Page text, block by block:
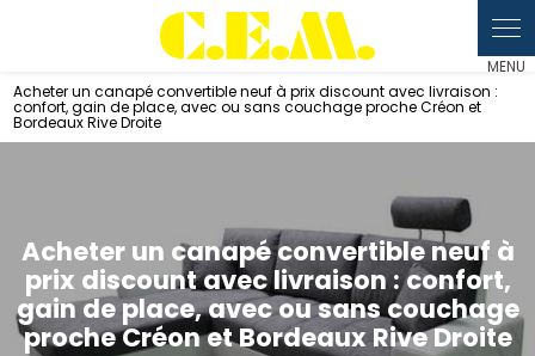
Acheter un canapé convertible neuf à prix discount avec livraison :
confort, gain de place, avec ou sans couchage proche Créon et
Bordeaux Rive Droite
Acheter un canapé convertible neuf à
prix discount avec livraison : confort,
gain de place, avec ou sans couchage
proche Créon et Bordeaux Rive Droite
Panneau de gestion des cookies